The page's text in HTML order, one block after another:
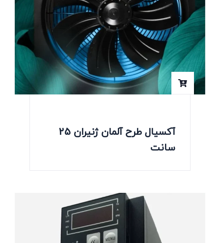
آکسیال طرح آلمان ژنیران 25
سانت